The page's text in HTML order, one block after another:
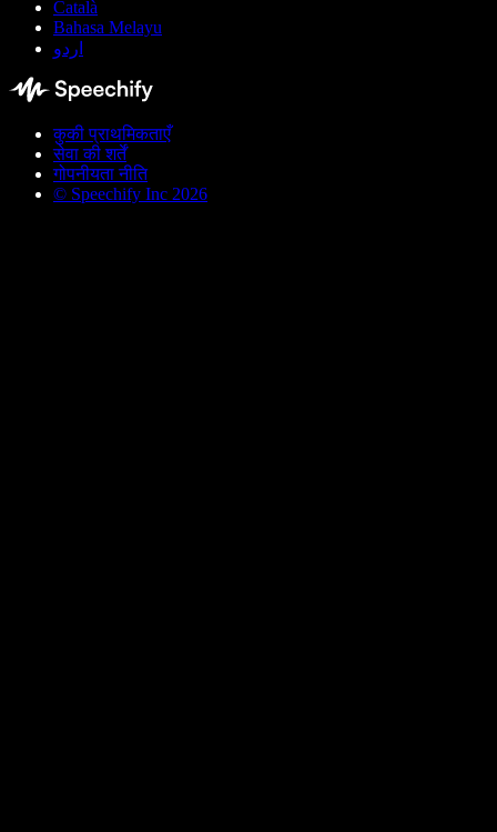
Català
Bahasa Melayu
اردو
कुकी प्राथमिकताएँ
सेवा की शर्तें
गोपनीयता नीति
© Speechify Inc 2026